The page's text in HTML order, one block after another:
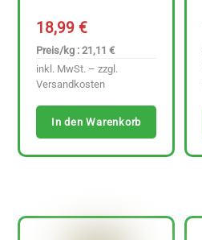
18,99€
Preis/kg : 21,11 €
inkl. MwSt. – zzgl.
Versandkosten
In den Warenkorb